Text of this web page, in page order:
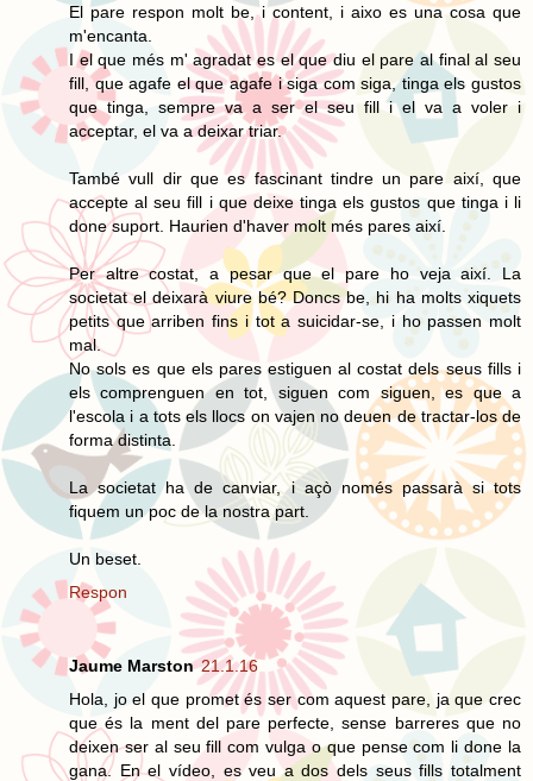
El pare respon molt be, i content, i aixo es una cosa que
m'encanta.
I el que més m' agradat es el que diu el pare al final al seu
fill, que agafe el que agafe i siga com siga, tinga els gustos
que tinga, sempre va a ser el seu fill i el va a voler i
acceptar, el va a deixar triar.
També vull dir que es fascinant tindre un pare així, que
accepte al seu fill i que deixe tinga els gustos que tinga i li
done suport. Haurien d'haver molt més pares així.
Per altre costat, a pesar que el pare ho veja així. La
societat el deixarà viure bé? Doncs be, hi ha molts xiquets
petits que arriben fins i tot a suicidar-se, i ho passen molt
mal.
No sols es que els pares estiguen al costat dels seus fills i
els comprenguen en tot, siguen com siguen, es que a
l'escola i a tots els llocs on vajen no deuen de tractar-los de
forma distinta.
La societat ha de canviar, i açò només passarà si tots
fiquem un poc de la nostra part.
Un beset.
Respon
Jaume Marston 21.1.16
Hola, jo el que promet és ser com aquest pare, ja que crec
que és la ment del pare perfecte, sense barreres que no
deixen ser al seu fill com vulga o que pense com li done la
gana. En el vídeo, es veu a dos dels seus fills totalment